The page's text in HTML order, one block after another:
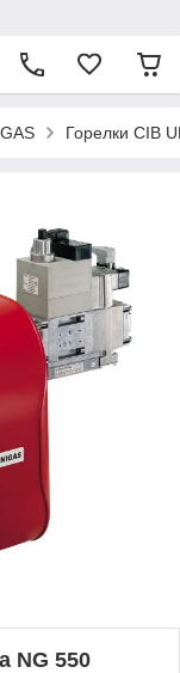
Горелки CIB
NG 550